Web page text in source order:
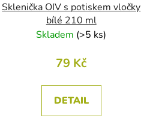
Sklenička OIV s potiskem vločky
bílé 210 ml
Skladem (>5 ks)
79 Kč
DETAIL